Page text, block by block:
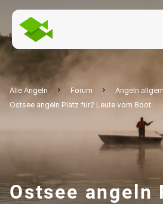
Alle Angeln Forum
Angeln
Ostsee angeln Platz für2 Leute vom Boot
Ostsee angeln